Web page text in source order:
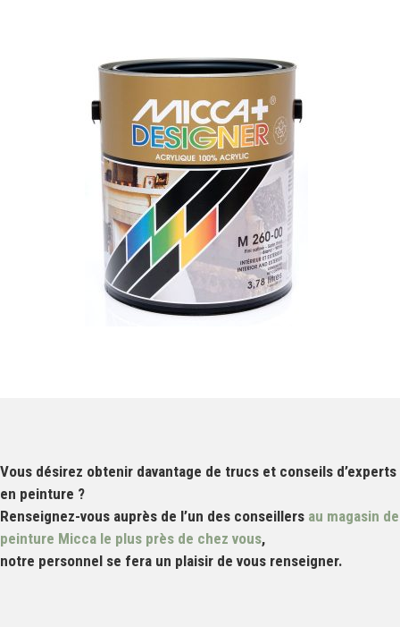
Vous désirez obtenir davantage de trucs et conseils d’experts
en peinture ?
Renseignez-vous auprès de l’un des conseillers au magasin de
peinture Micca le plus près de chez vous,
notre personnel se fera un plaisir de vous renseigner.